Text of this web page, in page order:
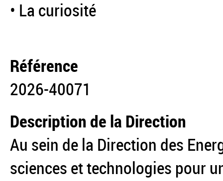
• La curiosité
Référence
2026-40071
Description de la Direction
Au sein de la Direction des
sciences et technologies pour